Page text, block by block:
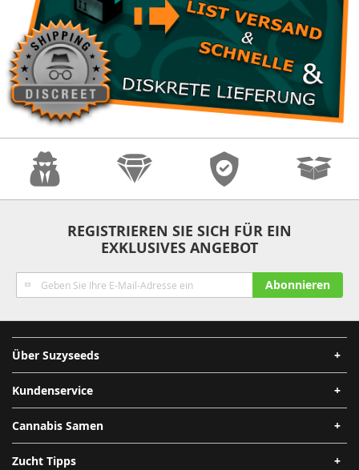
REGISTRIEREN SIE SICH FÜR EIN
EXKLUSIVES ANGEBOT
Melden
Sie
unseren
Newsletter
an:
Abonnieren
Über Suzyseeds
Kundenservice
Cannabis Samen
Zucht Tipps